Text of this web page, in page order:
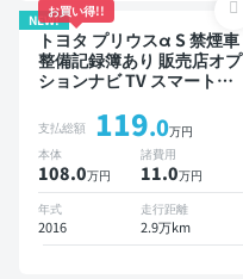
NEW!
お買い得!!
トヨタ プリウスα S 禁煙車
整備記録簿あり 販売店オプ
ションナビ TV スマートキ
支払総額 119.0万円
本体
108.0万円
諸費用
11.0万円
年式
2016
走行距離
2.9万km